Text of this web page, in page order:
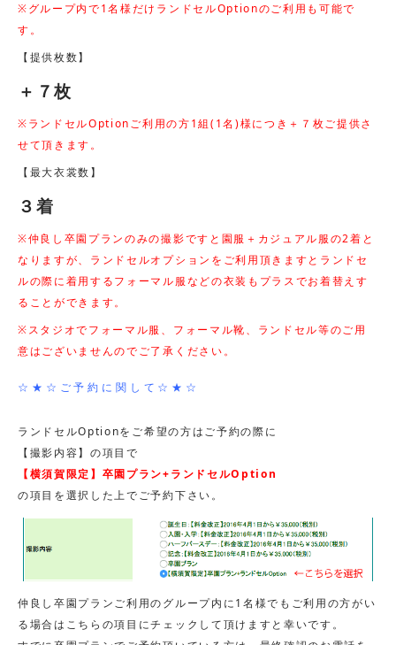
※グループ内で1名様だけランドセルOptionのご利用も可能で
す。
【提供枚数】
＋７枚
※ランドセルOptionご利用の方1組(1名)様につき＋７枚ご提供さ
せて頂きます。
【最大衣裳数】
３着
※仲良し卒園プランのみの撮影ですと園服＋カジュアル服の2着と
なりますが、ランドセルオプションをご利用頂きますとランドセ
ルの際に着用するフォーマル服などの衣装もプラスでお着替えす
ることができます。
※スタジオでフォーマル服、フォーマル靴、ランドセル等のご用
意はございませんのでご了承ください。
☆★☆ご予約に関して☆★☆
ランドセルOptionをご希望の方はご予約の際に
【撮影内容】の項目で
【横須賀限定】卒園プラン+ランドセルOption
の項目を選択した上でご予約下さい。
仲良し卒園プランご利用のグループ内に1名様でもご利用の方がい
る場合はこちらの項目にチェックして頂けますと幸いです。